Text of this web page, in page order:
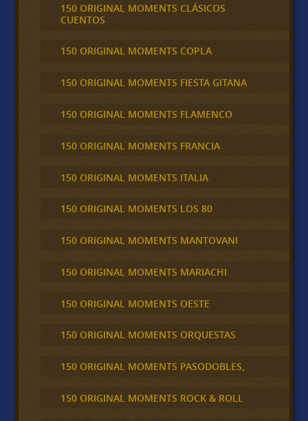
150 ORIGINAL MOMENTS CLÁSICOS
CUENTOS
150 ORIGINAL MOMENTS COPLA
150 ORIGINAL MOMENTS FIESTA GITANA
150 ORIGINAL MOMENTS FLAMENCO
150 ORIGINAL MOMENTS FRANCIA
150 ORIGINAL MOMENTS ITALIA
150 ORIGINAL MOMENTS LOS 80
150 ORIGINAL MOMENTS MANTOVANI
150 ORIGINAL MOMENTS MARIACHI
150 ORIGINAL MOMENTS OESTE
150 ORIGINAL MOMENTS ORQUESTAS
150 ORIGINAL MOMENTS PASODOBLES,
150 ORIGINAL MOMENTS ROCK & ROLL